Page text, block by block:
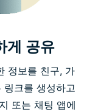
게 공유
정보를 친구, 가
링크를 생성하고
또는 채팅 앱에